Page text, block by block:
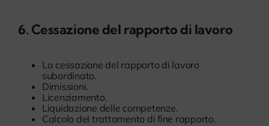
6. Cessazione del rapporto di lavoro
La cessazione del rapporto di lavoro
subordinato.
Dimissioni.
Licenziamento.
Liquidazione delle competenze.
Calcolo del trattamento di fine rapporto.